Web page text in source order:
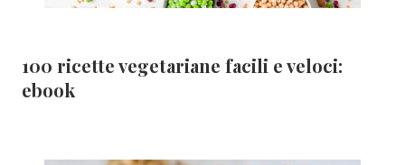
100 ricette vegetariane facili e veloci:
ebook